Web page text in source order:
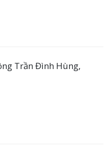
Trần Đình Hùng,